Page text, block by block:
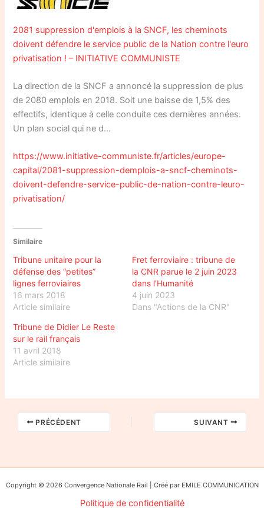
2081 suppression d'emplois à la SNCF, les cheminots
doivent défendre le service public de la Nation contre l'euro
privatisation ! – INITIATIVE COMMUNISTE
La direction de la SNCF a annoncé la suppression de plus
de 2080 emplois en 2018. Soit une baisse de 1,5% des
effectifs, identique à celle conduite ces dernières années.
Un plan social qui ne d…
https://www.initiative-communiste.fr/articles/europe-
capital/2081-suppression-demplois-a-sncf-cheminots-
doivent-defendre-service-public-de-nation-contre-leuro-
privatisation/
Similaire
Tribune unitaire pour la
défense des “petites”
lignes ferroviaires
16 mars 2018
Article similaire
Fret ferroviaire : tribune de
la CNR parue le 2 juin 2023
dans l’Humanité
4 juin 2023
Dans "Actions de la CNR"
Tribune de Didier Le Reste
sur le rail français
11 avril 2018
Article similaire
PRÉCÉDENT SUIVANT
Copyright © 2026 Convergence Nationale Rail | Créé par EMILE COMMUNICATION
Politique de confidentialité